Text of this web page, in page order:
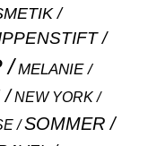
MELANIE
NEW YORK
SOMMER